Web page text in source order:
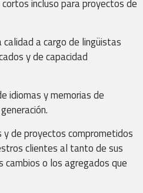
incluso para proyectos de
a cargo de lingüistas
y de capacidad
idiomas y memorias de
y de proyectos comprometidos
clientes al tanto de sus
cambios o los agregados que